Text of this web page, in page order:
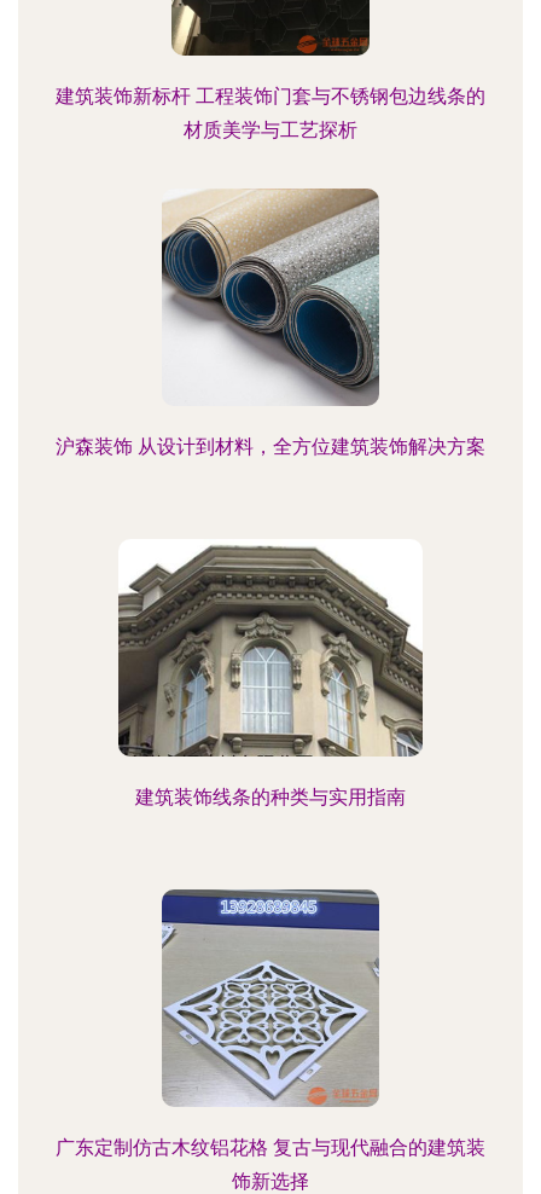
建筑装饰新标杆 工程装饰门套与不锈钢包边线条的
材质美学与工艺探析
沪森装饰 从设计到材料，全方位建筑装饰解决方案
建筑装饰线条的种类与实用指南
广东定制仿古木纹铝花格 复古与现代融合的建筑装
饰新选择